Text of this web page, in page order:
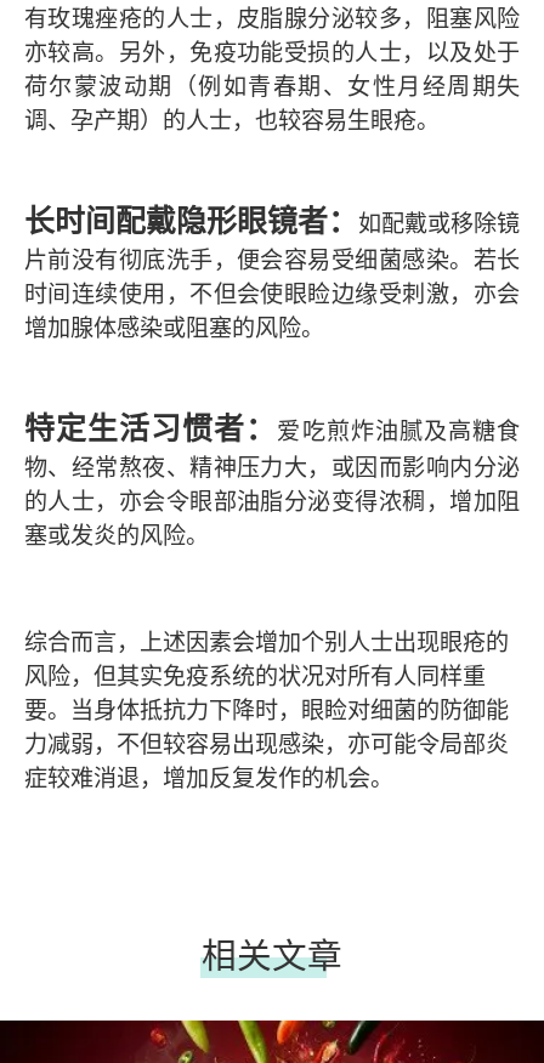
有玫瑰痤疮的人士，皮脂腺分泌较多，阻塞风险
亦较高。另外，免疫功能受损的人士，以及处于
荷尔蒙波动期（例如青春期、女性月经周期失
调、孕产期）的人士，也较容易生眼疮。
长时间配戴隐形眼镜者：
如配戴或移除镜
片前没有彻底洗手，便会容易受细菌感染。若长
时间连续使用，不但会使眼睑边缘受刺激，亦会
增加腺体感染或阻塞的风险。
特定生活习惯者：
爱吃煎炸油腻及高糖食
物、经常熬夜、精神压力大，或因而影响内分泌
的人士，亦会令眼部油脂分泌变得浓稠，增加阻
塞或发炎的风险。
综合而言，上述因素会增加个别人士出现眼疮的
风险，但其实免疫系统的状况对所有人同样重
要。当身体抵抗力下降时，眼睑对细菌的防御能
力减弱，不但较容易出现感染，亦可能令局部炎
症较难消退，增加反复发作的机会。
相关文章